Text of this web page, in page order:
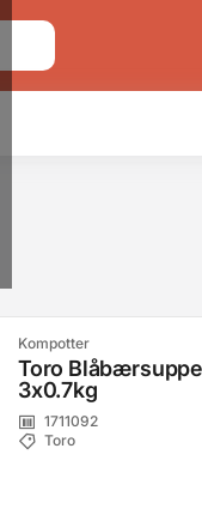
Kompotter
Toro
3x0.7kg
1711092
Toro